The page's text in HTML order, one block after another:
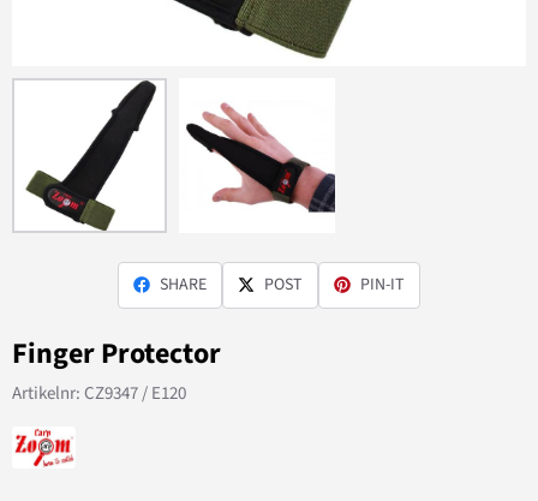
SHARE POST PIN-IT
Finger Protector
Artikelnr:CZ9347 / E120